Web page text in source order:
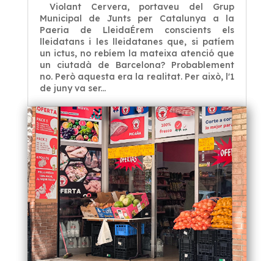
Violant Cervera, portaveu del Grup
Municipal de Junts per Catalunya a la
Paeria de LleidaÉrem conscients els
lleidatans i les lleidatanes que, si patíem
un ictus, no rebíem la mateixa atenció que
un ciutadà de Barcelona? Probablement
no. Però aquesta era la realitat. Per això, l'1
de juny va ser...